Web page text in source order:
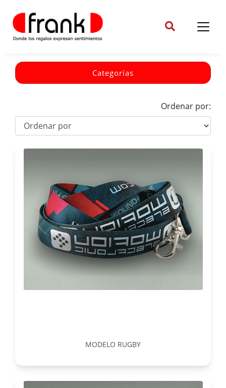
Categorías
Ordenar por:
MODELO RUGBY